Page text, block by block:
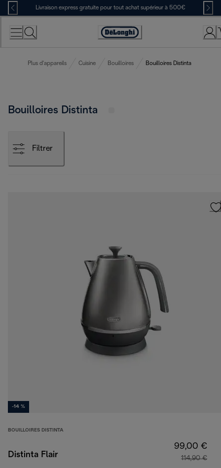
Skip
to
Content
Livraison express gratuite pour tout achat supérieur à 500€
Déclaration
Plus d'appareils Cuisine Bouilloires Bouilloires Distinta
Bouilloires Distinta
Filtrer
-14 %
BOUILLOIRES DISTINTA
Distinta Flair
99,00 €
114,90 €